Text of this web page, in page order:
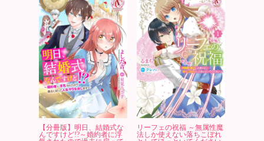
【分冊版】明日、結婚式な
んですけど!?～婚約者に浮
リーフェの祝福 ～無属性魔
法しか使えない落ちこぼれ